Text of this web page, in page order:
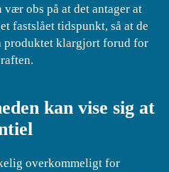
obs på at det antager at
fastslået tidspunkt, så at de
produktet klargjort forud for
kan vise sig at
overkommeligt for